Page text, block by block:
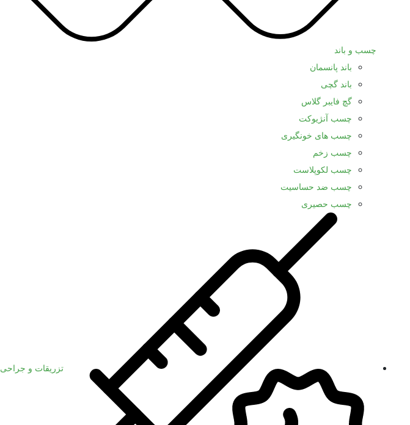
چسب و باند
باند پانسمان
باند گچی
گچ فایبر گلاس
چسب آنژیوکت
چسب های خونگیری
چسب زخم
چسب لکوپلاست
چسب ضد حساسیت
چسب حصیری
تزریقات و جراحی